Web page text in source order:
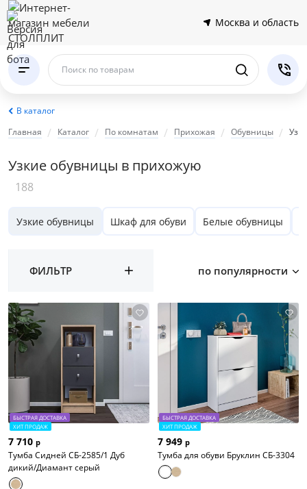
Москва и область
Поиск по товарам
В каталог
Главная
Каталог По комнатам Прихожая Обувницы
Узкие обувницы в прихожую
188
Узкие обувницы Шкаф для обуви Белые обувницы
ФИЛЬТР по популярности
БЫСТРАЯ ДОСТАВКА
ХИТ ПРОДАЖ
7 710 р
Тумба Сидней СБ-2585/1 Дуб
дикий/Диамант серый
БЫСТРАЯ ДОСТАВКА
ХИТ ПРОДАЖ
7 949 р
Тумба для обуви Бруклин СБ-3304